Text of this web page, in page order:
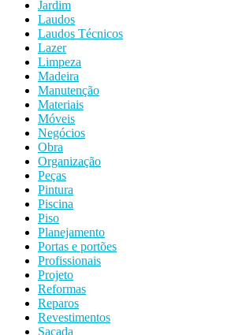
Jardim
Laudos
Laudos Técnicos
Lazer
Limpeza
Madeira
Manutenção
Materiais
Móveis
Negócios
Obra
Organização
Peças
Pintura
Piscina
Piso
Planejamento
Portas e portões
Profissionais
Projeto
Reformas
Reparos
Revestimentos
Sacada